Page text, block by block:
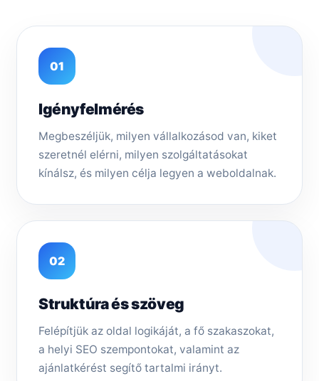
01
Igényfelmérés
Megbeszéljük, milyen vállalkozásod van, kiket
szeretnél elérni, milyen szolgáltatásokat
kínálsz, és milyen célja legyen a weboldalnak.
02
Struktúra és szöveg
Felépítjük az oldal logikáját, a fő szakaszokat,
a helyi SEO szempontokat, valamint az
ajánlatkérést segítő tartalmi irányt.